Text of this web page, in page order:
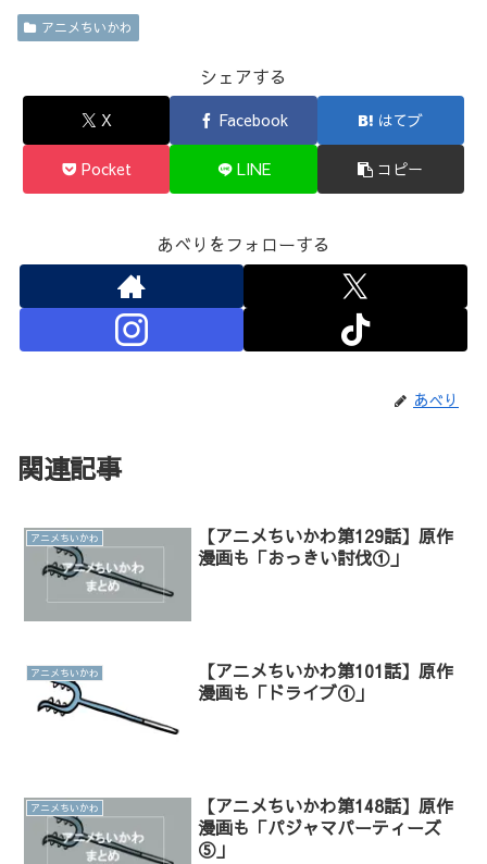
アニメちいかわ
シェアする
X Facebook はてブ
Pocket LINE コピー
あべりをフォローする
あべり
関連記事
アニメちいかわ
【アニメちいかわ第129話】原作
漫画も「おっきい討伐①」
アニメちいかわ
【アニメちいかわ第101話】原作
漫画も「ドライブ①」
アニメちいかわ
【アニメちいかわ第148話】原作
漫画も「パジャマパーティーズ
⑤」